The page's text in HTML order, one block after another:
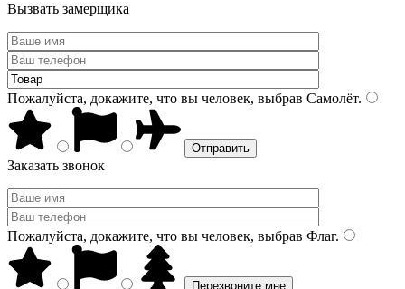
Вызвать замерщика
Пожалуйста, докажите, что вы человек, выбрав Самолёт.
Заказать звонок
Пожалуйста, докажите, что вы человек, выбрав Флаг.